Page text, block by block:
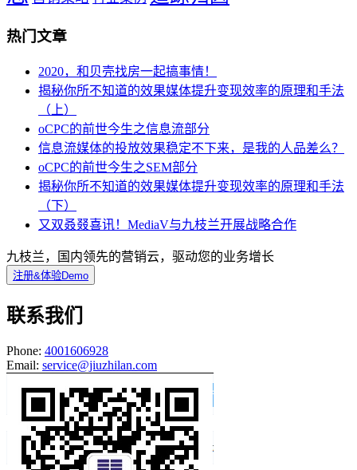
热门文章
2020，和贝壳找房一起搞事情！
揭秘你所不知道的效果媒体提升变现效率的原理和手法
（上）
oCPC的前世今生之信息流部分
信息流媒体的投放效果稳定不下来，是我的人品差么？
oCPC的前世今生之SEM部分
揭秘你所不知道的效果媒体提升变现效率的原理和手法
（下）
又双叒叕喜讯！MediaV与九枝兰开展战略合作
九枝兰，国内领先的营销云，驱动您的业务增长
注册&体验Demo
联系我们
Phone: 4001606928
Email: service@jiuzhilan.com